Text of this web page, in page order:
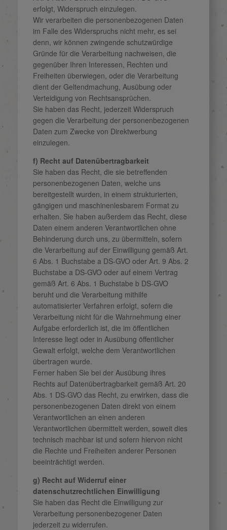
erfolgt, Widerspruch einzulegen.
Wir verarbeiten die personenbezogenen Daten
im Falle des Widerspruchs nicht mehr, es sei
denn, wir können zwingende schutzwürdige
Gründe für die Verarbeitung nachweisen, die
gegenüber Ihren Interessen, Rechten und
Freiheiten überwiegen, oder die Verarbeitung
dient der Geltendmachung, Ausübung oder
Verteidigung von Rechtsansprüchen.
Sie haben das Recht, jederzeit Widerspruch
gegen die Verarbeitung der personenbezogenen
Daten zum Zwecke von Direktwerbung
einzulegen.
f) Recht auf Datenübertragbarkeit
Sie haben das Recht, die sie betreffenden
personenbezogenen Daten, welche uns
bereitgestellt wurden, in einem strukturierten,
gängigen und maschinenlesbarem Format zu
erhalten. Sie haben außerdem das Recht, diese
Daten einem anderen Verantwortlichen ohne
Behinderung durch uns, zu übermitteln, sofern
die Verarbeitung auf der Einwilligung gemäß Art.
6 Abs. 1 Buchstabe a DS-GVO oder Art. 9 Abs. 2
Buchstabe a DS-GVO oder auf einem Vertrag
gemäß Art. 6 Abs. 1 Buchstabe b DS-GVO
beruht und die Verarbeitung mithilfe
automatisierter Verfahren erfolgt, sofern die
Verarbeitung nicht für die Wahrnehmung einer
Aufgabe erforderlich ist, die im öffentlichen
Interesse liegt oder in Ausübung öffentlicher
Gewalt erfolgt, welche dem Verantwortlichen
übertragen wurde.
Ferner haben Sie bei der Ausübung ihres
Rechts auf Datenübertragbarkeit gemäß Art. 20
Abs. 1 DS-GVO das Recht, zu erwirken, dass die
personenbezogenen Daten direkt von einem
Verantwortlichen an einen anderen
Verantwortlichen übermittelt werden, soweit dies
technisch machbar ist und sofern hiervon nicht
die Rechte und Freiheiten anderer Personen
beeinträchtigt werden.
g) Recht auf Widerruf einer
datenschutzrechtlichen Einwilligung
Sie haben das Recht die Einwilligung zur
Verarbeitung personenbezogener Daten
jederzeit zu widerrufen.